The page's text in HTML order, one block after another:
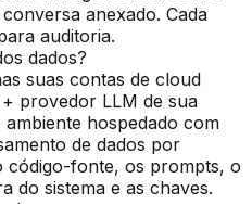
anexado. Cada
auditoria.
dados?
suas contas de cloud
provedor LLM de sua
hospedado com
de dados por
código-fonte, os prompts, o
do sistema e as chaves.